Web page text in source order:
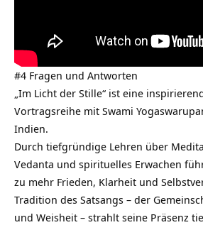
#4 Fragen und Antworten
„Im Licht der Stille“ ist eine
Vortragsreihe mit Swami
Indien.
Durch tiefgründige Lehren über
Vedanta und spirituelles Erwachen
zu mehr Frieden, Klarheit und
Tradition des Satsangs – der
und Weisheit – strahlt seine Präsenz